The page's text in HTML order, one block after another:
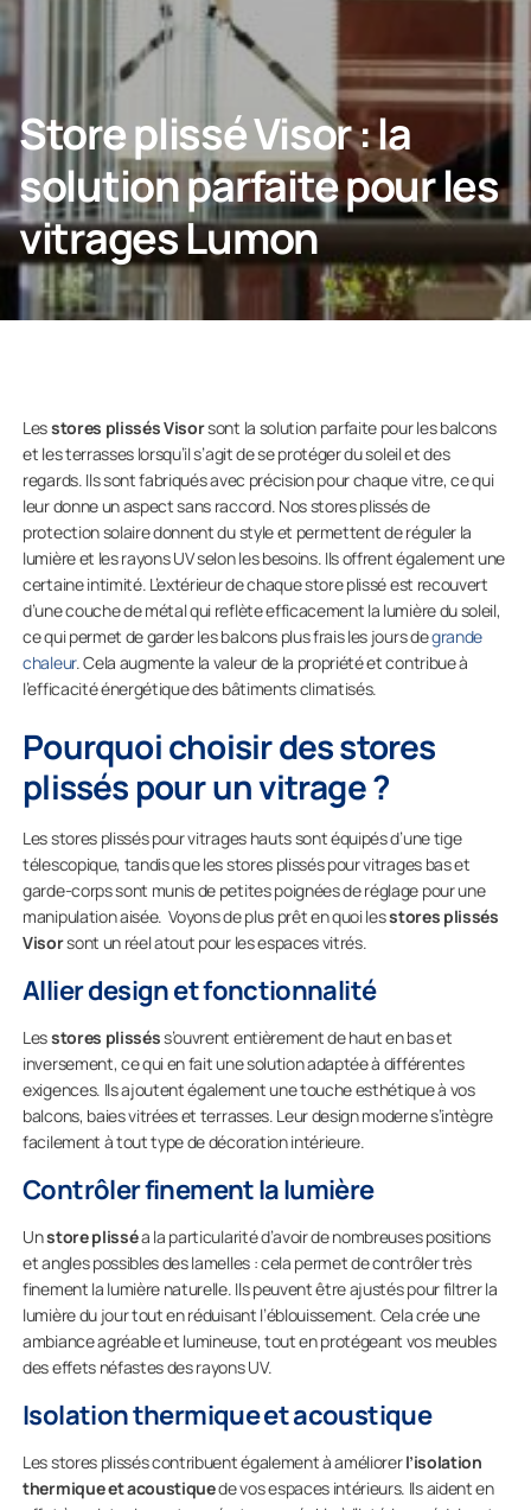
Particulier
Entreprise
NOUS CONTACTER
Store plissé Visor : la
solution parfaite pour les
vitrages Lumon
Lesstores plissés Visorsont la solution parfaite pour les balcons
et les terrasses lorsqu’il s’agit de se protéger du soleil et des
regards. Ils sont fabriqués avec précision pour chaque vitre, ce qui
leur donne un aspect sans raccord. Nos stores plissés de
protection solaire donnent du style et permettent de réguler la
lumière et les rayons UV selon les besoins. Ils offrent également une
certaine intimité. L’extérieur de chaque store plissé est recouvert
d’une couche de métal qui reflète efficacement la lumière du soleil,
ce qui permet de garder les balcons plus frais les jours degrande
chaleur. Cela augmente la valeur de la propriété et contribue à
l’efficacité énergétique des bâtiments climatisés.
Pourquoi choisir des stores
plissés pour un vitrage ?
Les stores plissés pour vitrages hauts sont équipés d’une tige
télescopique, tandis que les stores plissés pour vitrages bas et
garde-corps sont munis de petites poignées de réglage pour une
manipulation aisée. Voyons de plus prêt en quoi lesstores plissés
Visorsont un réel atout pour les espaces vitrés.
Allier design et fonctionnalité
Lesstores plisséss’ouvrent entièrement de haut en bas et
inversement, ce qui en fait une solution adaptée à différentes
exigences. Ils ajoutent également une touche esthétique à vos
balcons, baies vitrées et terrasses. Leur design moderne s’intègre
facilement à tout type de décoration intérieure.
Contrôler finement la lumière
Unstore plisséa la particularité d’avoir de nombreuses positions
et angles possibles des lamelles : cela permet de contrôler très
finement la lumière naturelle. Ils peuvent être ajustés pour filtrer la
lumière du jour tout en réduisant l’éblouissement. Cela crée une
ambiance agréable et lumineuse, tout en protégeant vos meubles
des effets néfastes des rayons UV.
Isolation thermique et acoustique
Les stores plissés contribuent également à améliorerl’isolation
thermique et acoustiquede vos espaces intérieurs. Ils aident en